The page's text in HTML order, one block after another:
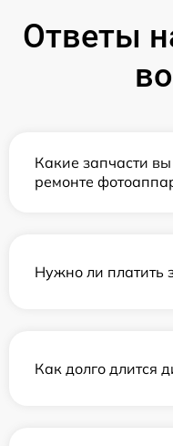
Ответы
Какие запчасти
ремонте
Нужно ли платить
Как долго длится